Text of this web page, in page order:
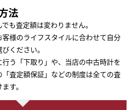
法
も査定額は変わりません。
様のライフスタイルに合わせて自分
ください。
う「下取り」や、当店の中古時計を
査定額保証」などの制度は全ての査
す。